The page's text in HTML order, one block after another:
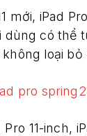
mới, iPad
dùng có thể
loại bỏ
Pro 11-inch,